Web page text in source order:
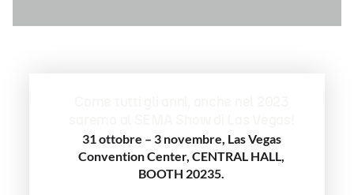
31 ottobre – 3 novembre, Las Vegas
Convention Center, CENTRAL HALL,
BOOTH 20235.